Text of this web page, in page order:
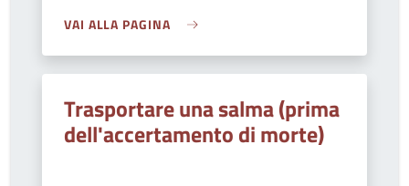
VAI ALLA PAGINA
Trasportare una salma (prima
dell'accertamento di morte)